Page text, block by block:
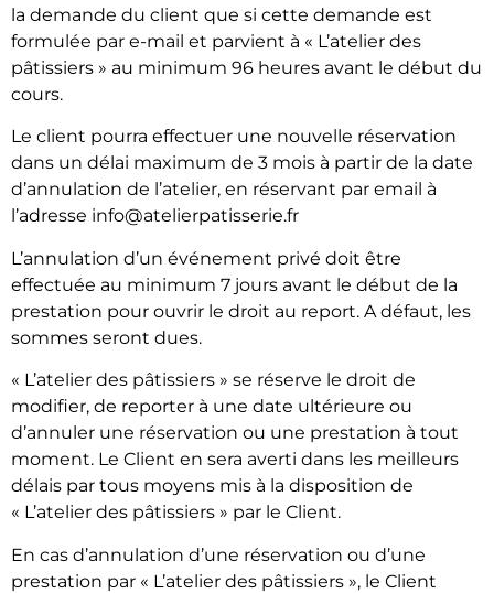
la demande du client que si cette demande est
formulée par e-mail et parvient à « L’atelier des
pâtissiers » au minimum 96 heures avant le début du
cours.
Le client pourra effectuer une nouvelle réservation
dans un délai maximum de 3 mois à partir de la date
d’annulation de l’atelier, en réservant par email à
l’adresse info@atelierpatisserie.fr
L’annulation d’un événement privé doit être
effectuée au minimum 7 jours avant le début de la
prestation pour ouvrir le droit au report. A défaut, les
sommes seront dues.
« L’atelier des pâtissiers » se réserve le droit de
modifier, de reporter à une date ultérieure ou
d’annuler une réservation ou une prestation à tout
moment. Le Client en sera averti dans les meilleurs
délais par tous moyens mis à la disposition de
« L’atelier des pâtissiers » par le Client.
En cas d’annulation d’une réservation ou d’une
prestation par « L’atelier des pâtissiers », le Client